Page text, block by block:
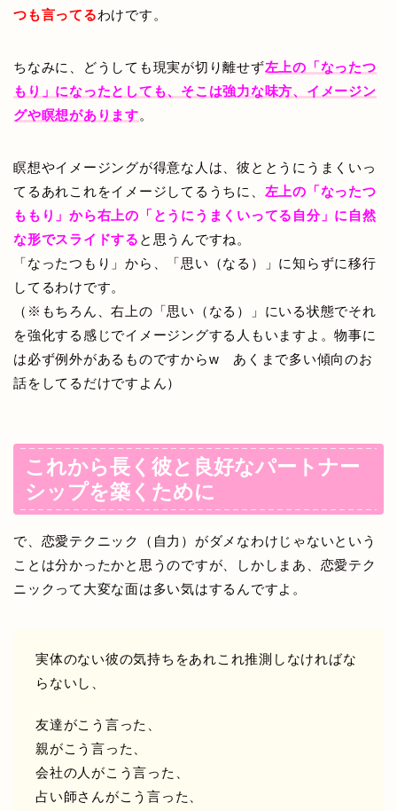
つも言ってるわけです。
ちなみに、どうしても現実が切り離せず左上の「なったつ
もり」になったとしても、そこは強力な味方、イメージン
グや瞑想があります。
瞑想やイメージングが得意な人は、彼ととうにうまくいっ
てるあれこれをイメージしてるうちに、 左上の「なったつ
ももり」から右上の「とうにうまくいってる自分」に自然
な形でスライドする と思うんですね。
「なったつもり」から、「思い（なる）」に知らずに移行
してるわけです。
（※もちろん、右上の「思い（なる）」にいる状態でそれ
を強化する感じでイメージングする人もいますよ。物事に
は必ず例外があるものですからw あくまで多い傾向のお
話をしてるだけですよん）
これから長く彼と良好なパートナー
シップを築くために
で、恋愛テクニック（自力）がダメなわけじゃないという
ことは分かったかと思うのですが、しかしまあ、恋愛テク
ニックって大変な面は多い気はするんですよ。
実体のない彼の気持ちをあれこれ推測しなければな
らないし、
友達がこう言った、
親がこう言った、
会社の人がこう言った、
占い師さんがこう言った、